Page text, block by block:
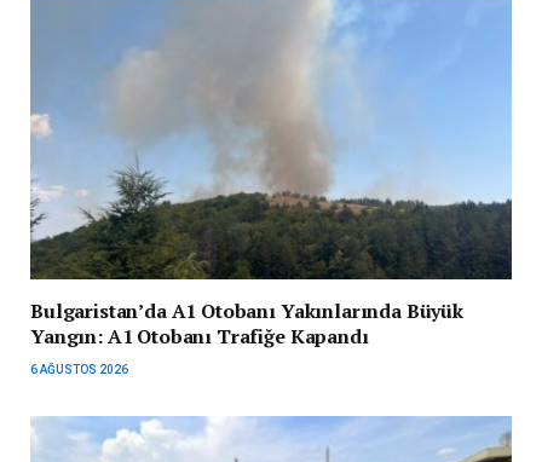
Bulgaristan’da A1 Otobanı Yakınlarında Büyük
Yangın: A1 Otobanı Trafiğe Kapandı
6 AĞUSTOS 2026